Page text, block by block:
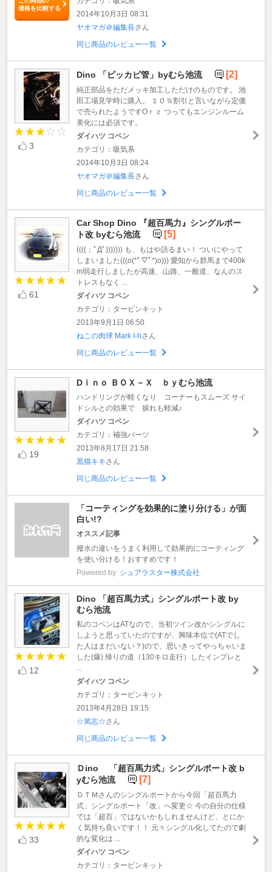
価格を比較する
2014年10月3日 08:31
ヤオマガ＠編集長さん
同じ商品のレビュー一覧
3
Dino 「ピッカピ管」byむら池流 [2]
純正部品をただメッキ加工しただけのものです。 池
田工場見学時に購入。 １０％割引と言いながら定価
で売られたようですOｒｚ つってもエンジンルーム
美化には必須です。
ダイハツ コペン
カテゴリ：吸気系
2014年10月3日 08:24
ヤオマガ＠編集長さん
同じ商品のレビュー一覧
61
Car Shop Dino 『超百馬力』シングルポー
ト改 byむら池流
[5]
((((；ﾟДﾟ))))))) も、もはや語るまい！ ついにやって
しまいました(((o(*ﾟ▽ﾟ*)o))) 愛知から群馬まで400k
m弱走行しましたが高速、山路、一般道、なんのス
トレスもなく ...
ダイハツ コペン
カテゴリ：タービンキット
2013年9月1日 06:50
ねこの肉球 Mark I-hさん
同じ商品のレビュー一覧
19
Dｉｎｏ ＢＯＸ－Ｘ ｂｙむら池流
ハンドリングが軽くなり コーナーもスムーズ サイ
ドシルとの効果で 捩れも軽減♪
ダイハツ コペン
カテゴリ：補強パーツ
2013年8月17日 21:58
黒猫キキさん
同じ商品のレビュー一覧
「コーティングを効果的に塗り分ける」が面
白い!?
オススメ記事
撥水の違いをうまく利用して効果的にコーティング
を使い分ける！おすすめです！
Powered by シュアラスター株式会社
12
Dino 「超百馬力式」シングルポート改 by
むら池流
私のコペンはATなので、当初ツイン改かシングルに
しようと思っていたのですが、興味本位で(ATでし
た人はまだいない？)ので、思いきってやっちゃいま
した(爆) 帰りの道（130キロ走行）したインプレと
ダイハツ コペン
カテゴリ：タービンキット
2013年4月28日 19:15
☆篤志☆さん
同じ商品のレビュー一覧
33
Ｄino 「超百馬力式」シングルポート改 b
yむら池流
[7]
ＤＴＭさんのシングルポートから今回「超百馬力
式」シングルポート「改」へ変更☆ 今の自分の仕様
では「超百」ではないかもしれませんけど、とにか
く気持ち良いです！！ 元々シングル化してたので劇
的な変化は ...
ダイハツ コペン
カテゴリ：タービンキット